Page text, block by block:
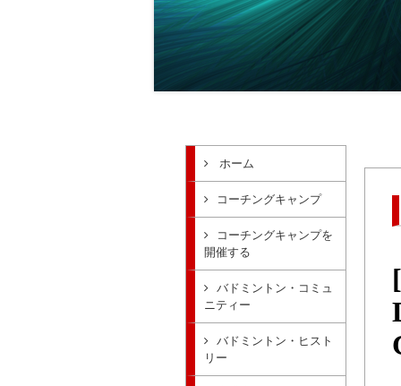
ホーム
コーチングキャンプ
コーチングキャンプを
開催する
バドミントン・コミュ
ニティー
バドミントン・ヒスト
リー